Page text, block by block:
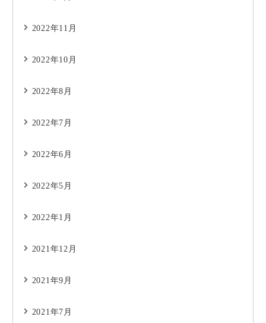
2022年11月
2022年10月
2022年8月
2022年7月
2022年6月
2022年5月
2022年1月
2021年12月
2021年9月
2021年7月